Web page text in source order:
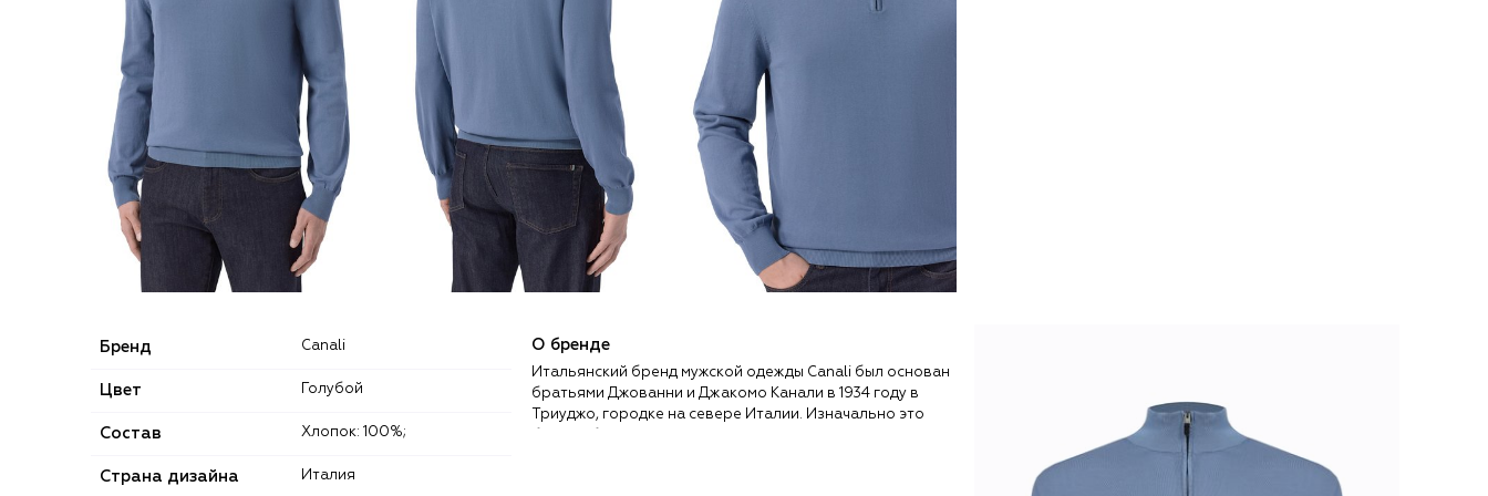
Бренд Canali
Цвет Голубой
Состав Хлопок: 100%;
Страна дизайна Италия
О бренде
Итальянский бренд мужской одежды Canali был основан
братьями Джованни и Джакомо Канали в 1934 году в
Триуджо, городке на севере Италии. Изначально это